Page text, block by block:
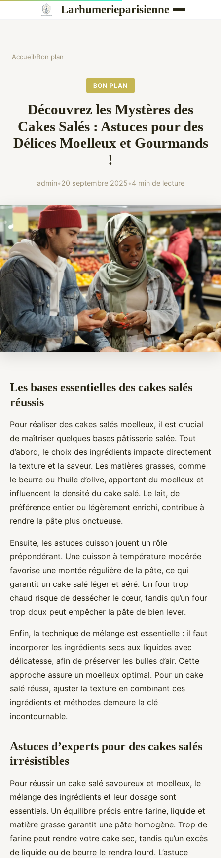
Larhumerieparisienne
Accueil›Bon plan
BON PLAN
Découvrez les Mystères des
Cakes Salés : Astuces pour des
Délices Moelleux et Gourmands
!
admin•20 septembre 2025•4 min de lecture
Les bases essentielles des cakes salés
réussis
Pour réaliser des cakes salés moelleux, il est crucial
de maîtriser quelques bases pâtisserie salée. Tout
d’abord, le choix des ingrédients impacte directement
la texture et la saveur. Les matières grasses, comme
le beurre ou l’huile d’olive, apportent du moelleux et
influencent la densité du cake salé. Le lait, de
préférence entier ou légèrement enrichi, contribue à
rendre la pâte plus onctueuse.
Ensuite, les astuces cuisson jouent un rôle
prépondérant. Une cuisson à température modérée
favorise une montée régulière de la pâte, ce qui
garantit un cake salé léger et aéré. Un four trop
chaud risque de dessécher le cœur, tandis qu’un four
trop doux peut empêcher la pâte de bien lever.
Enfin, la technique de mélange est essentielle : il faut
incorporer les ingrédients secs aux liquides avec
délicatesse, afin de préserver les bulles d’air. Cette
approche assure un moelleux optimal. Pour un cake
salé réussi, ajuster la texture en combinant ces
ingrédients et méthodes demeure la clé
incontournable.
Astuces d’experts pour des cakes salés
irrésistibles
Pour réussir un cake salé savoureux et moelleux, le
mélange des ingrédients et leur dosage sont
essentiels. Un équilibre précis entre farine, liquide et
matière grasse garantit une pâte homogène. Trop de
farine peut rendre votre cake sec, tandis qu’un excès
de liquide ou de beurre le rendra lourd. L’astuce